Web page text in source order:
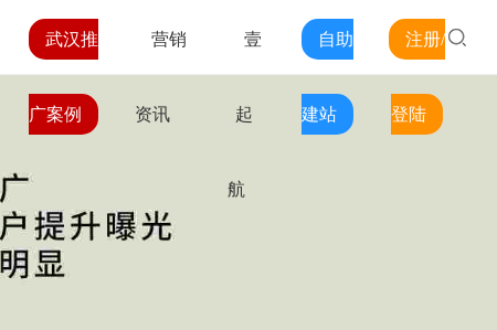
武汉推
广案例
营销
资讯
壹
起
航
自助
建站
注册/
登陆